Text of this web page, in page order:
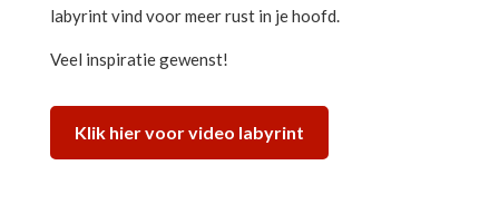
labyrint vind voor meer rust in je hoofd.
Veel inspiratie gewenst!
Klik hier voor video labyrint